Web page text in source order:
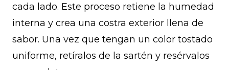
cada lado. Este proceso retiene la humedad
interna y crea una costra exterior llena de
sabor. Una vez que tengan un color tostado
uniforme, retíralos de la sartén y resérvalos